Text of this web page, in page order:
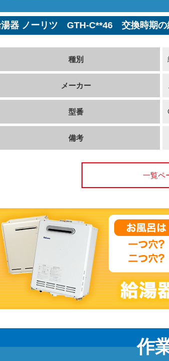
器 ノーリツ GTH-C**46 交換時期の
種別
メーカー
型番
備考
一覧ペ
作